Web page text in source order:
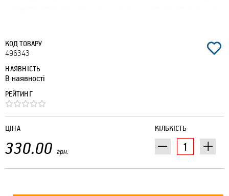
КОД ТОВАРУ
496343
НАЯВНІСТЬ
В наявності
РЕЙТИНГ
КІЛЬКІСТЬ
ЦІНА
330.00 грн.